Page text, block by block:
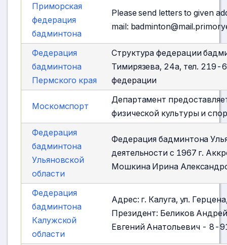
Приморская
федерация
бадминтона
Please send letters to given
mail:
Федерация
бадминтона
Пермского края
Структура федерации
Тимирязева, 24а, тел. 219-
федерации
Москомспорт
Департамент
физической культуры и
Федерация
бадминтона
Ульяновской
области
Федерация бадминтона
деятельности с 1967 г.
Мошкина Ирина
Федерация
бадминтона
Калужской
области
Адрес: г. Калуга, ул.
Президент: Беликов
Евгений Анатольевич -